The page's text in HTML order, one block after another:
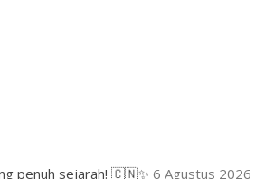
penuh sejarah! 🇨🇳✨ 6 Agustus 2026